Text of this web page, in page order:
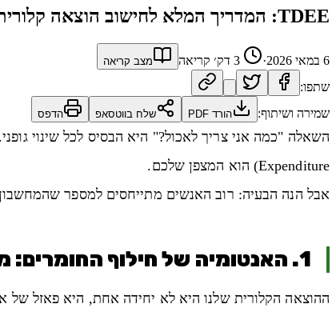
TDEE: המדריך המלא לחישוב הוצאה קלורית (ולמה רוב המחשבונים טועים)
6 במאי 2026 ·
3 דק׳ קריאה מצב קריאה
שתפו:
שמירה ושיתוף:
הורד PDF שלח בווטסאפ הדפס
השאלה "כמה אני צריך לאכול?" היא הבסיס לכל שינוי
Expenditure) הוא המצפן שלכם.
אבל הנה הבעיה: רוב האנשים מתייחסים למספר
1. האנטומיה של חילוף החומרים: ממה מורכב ה-TDEE?
ההוצאה הקלורית שלנו היא לא יחידה אחת, היא פאזל של